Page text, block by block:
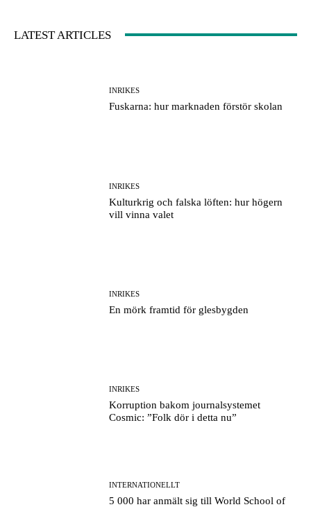
LATEST ARTICLES
INRIKES
Fuskarna: hur marknaden förstör skolan
INRIKES
Kulturkrig och falska löften: hur högern
vill vinna valet
INRIKES
En mörk framtid för glesbygden
INRIKES
Korruption bakom journalsystemet
Cosmic: ”Folk dör i detta nu”
INTERNATIONELLT
5 000 har anmält sig till World School of